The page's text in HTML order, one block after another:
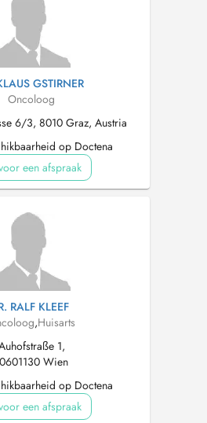
GSTIRNER
Oncoloog
6/3, 8010 Graz, Austria
op Doctena
een afspraak
RALF KLEEF
,Huisarts
1,
Wien
op Doctena
een afspraak